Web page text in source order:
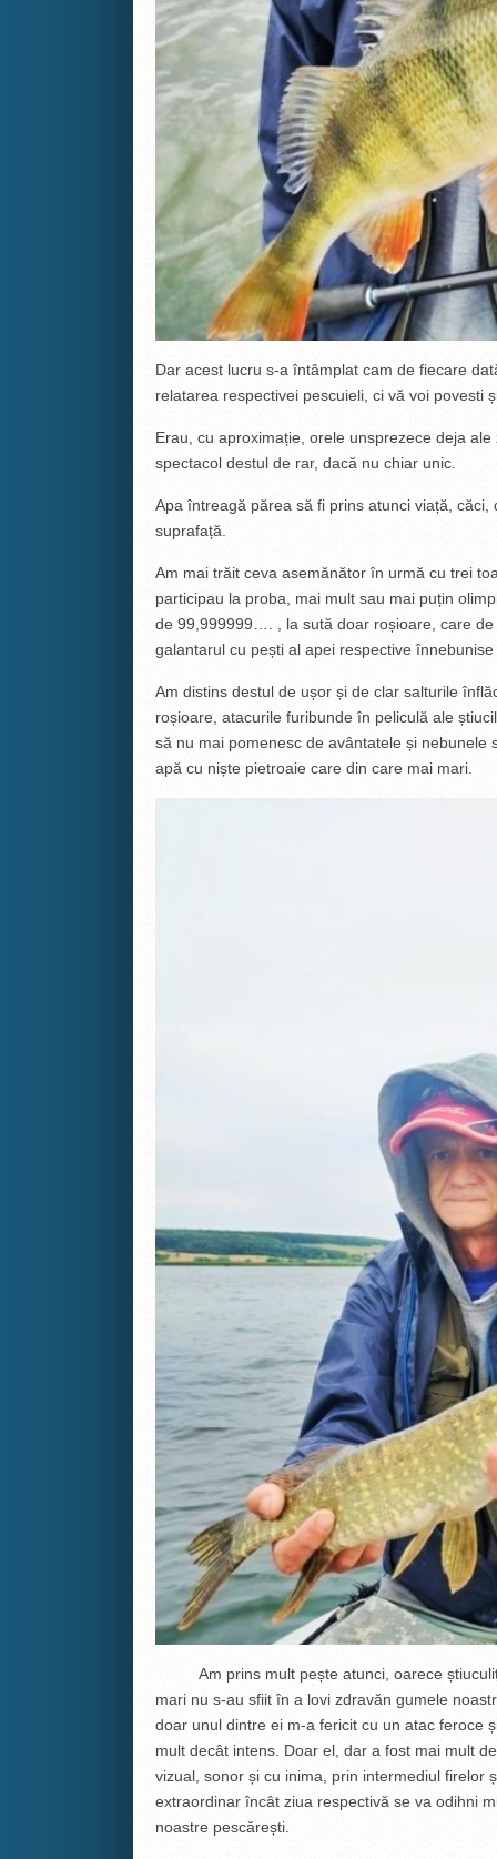
Dar acest lucru s-a întâmplat cam de fiecare
relatarea respectivei pescuieli, ci vă voi povesti
Erau, cu aproximație, orele unsprezece deja
spectacol destul de rar, dacă nu chiar unic.
Apa întreagă părea să fi prins atunci viață,
suprafață.
Am mai trăit ceva asemănător în urmă cu trei
participau la proba, mai mult sau mai puțin
de 99,999999…. , la sută doar roșioare, care
galantarul cu pești al apei respective
Am distins destul de ușor și de clar salturile
roșioare, atacurile furibunde în peliculă ale
să nu mai pomenesc de avântatele și
apă cu niște pietroaie care din care mai mari.
Am prins mult pește atunci, oarece
mari nu s-au sfiit în a lovi zdravăn gumele
doar unul dintre ei m-a fericit cu un atac feroce
mult decât intens. Doar el, dar a fost mai mult
vizual, sonor și cu inima, prin intermediul firelor
extraordinar încât ziua respectivă se va odihni
noastre pescărești.